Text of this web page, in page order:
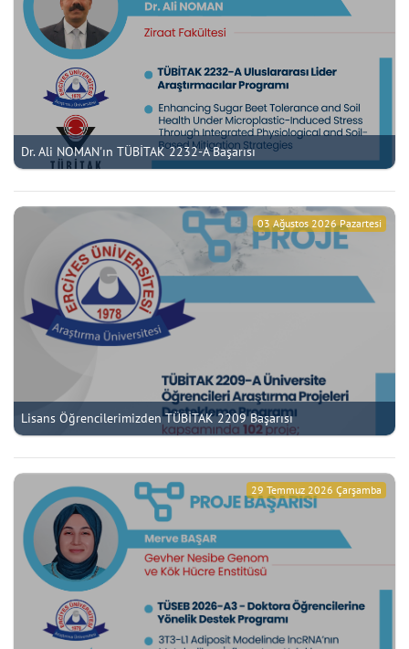
Dr. Ali NOMAN'ın TÜBİTAK 2232-A Başarısı
Lisans Öğrencilerimizden TÜBİTAK 2209 Başarısı
03 Ağustos 2026 Pazartesi
29 Temmuz 2026 Çarşamba